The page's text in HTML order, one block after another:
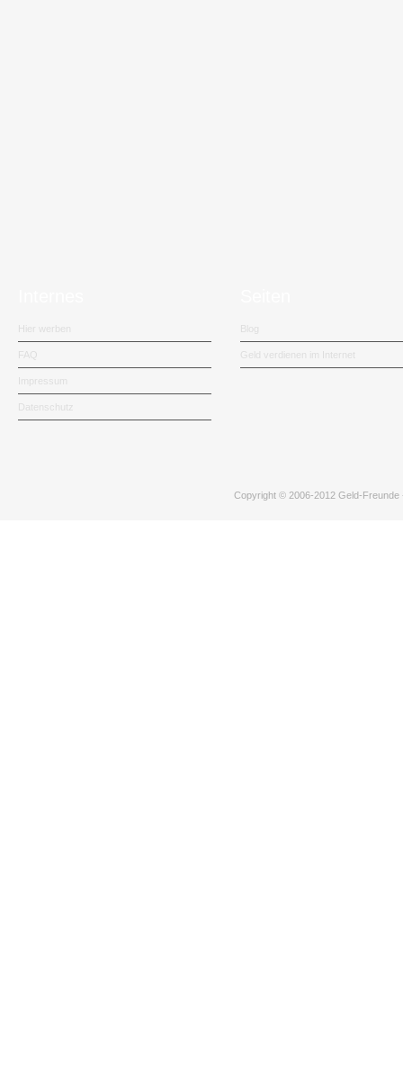
Hier werben
FAQ
Impressum
Datenschutz
Blog
Geld verdienen im Internet
Copyright © 2006-2012 Geld-Freunde